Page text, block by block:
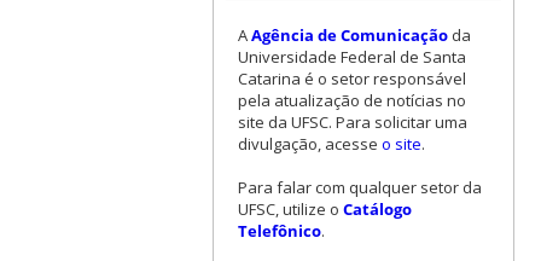
AAgência de Comunicaçãoda
Universidade Federal de Santa
Catarina é o setor responsável
pela atualização de notícias no
site da UFSC. Para solicitar uma
divulgação, acesse o site.
Para falar com qualquer setor da
UFSC, utilize o Catálogo
Telefônico.